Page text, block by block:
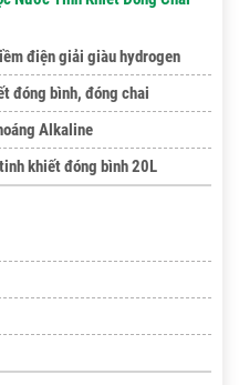
điện giải giàu hydrogen
đóng bình, đóng chai
Alkaline
khiết đóng bình 20L